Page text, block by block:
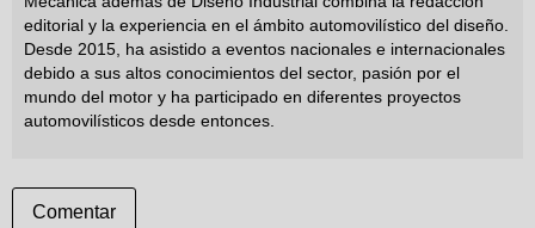
editorial y la experiencia en el ámbito automovilístico del diseño.
Desde 2015, ha asistido a eventos nacionales e internacionales
debido a sus altos conocimientos del sector, pasión por el
mundo del motor y ha participado en diferentes proyectos
automovilísticos desde entonces.
Comentar